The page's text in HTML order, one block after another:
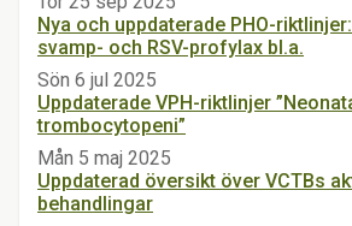
Nya och uppdaterade PHO-
svamp- och RSV-profylax bl.a.
Sön 6 jul 2025
Uppdaterade VPH-riktlinjer
trombocytopeni”
Mån 5 maj 2025
Uppdaterad översikt över VCTBs
behandlingar